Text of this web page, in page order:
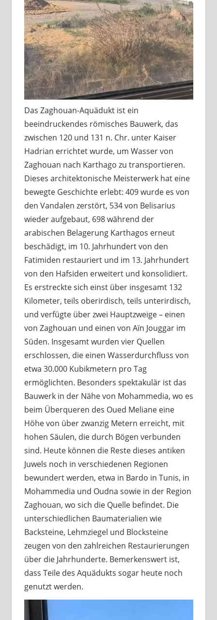
Das Zaghouan-Aquädukt ist ein
beeindruckendes römisches Bauwerk, das
zwischen 120 und 131 n. Chr. unter Kaiser
Hadrian errichtet wurde, um Wasser von
Zaghouan nach Karthago zu transportieren.
Dieses architektonische Meisterwerk hat eine
bewegte Geschichte erlebt: 409 wurde es von
den Vandalen zerstört, 534 von Belisarius
wieder aufgebaut, 698 während der
arabischen Belagerung Karthagos erneut
beschädigt, im 10. Jahrhundert von den
Fatimiden restauriert und im 13. Jahrhundert
von den Hafsiden erweitert und konsolidiert.
Es erstreckte sich einst über insgesamt 132
Kilometer, teils oberirdisch, teils unterirdisch,
und verfügte über zwei Hauptzweige – einen
von Zaghouan und einen von Aïn Jouggar im
Süden. Insgesamt wurden vier Quellen
erschlossen, die einen Wasserdurchfluss von
etwa 30.000 Kubikmetern pro Tag
ermöglichten. Besonders spektakulär ist das
Bauwerk in der Nähe von Mohammedia, wo es
beim Überqueren des Oued Meliane eine
Höhe von über zwanzig Metern erreicht, mit
hohen Säulen, die durch Bögen verbunden
sind. Heute können die Reste dieses antiken
Juwels noch in verschiedenen Regionen
bewundert werden, etwa in Bardo in Tunis, in
Mohammedia und Oudna sowie in der Region
Zaghouan, wo sich die Quelle befindet. Die
unterschiedlichen Baumaterialien wie
Backsteine, Lehmziegel und Blocksteine
zeugen von den zahlreichen Restaurierungen
über die Jahrhunderte. Bemerkenswert ist,
dass Teile des Aquädukts sogar heute noch
genutzt werden.